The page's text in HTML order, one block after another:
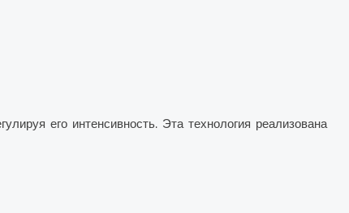
его интенсивность. Эта технология реализована